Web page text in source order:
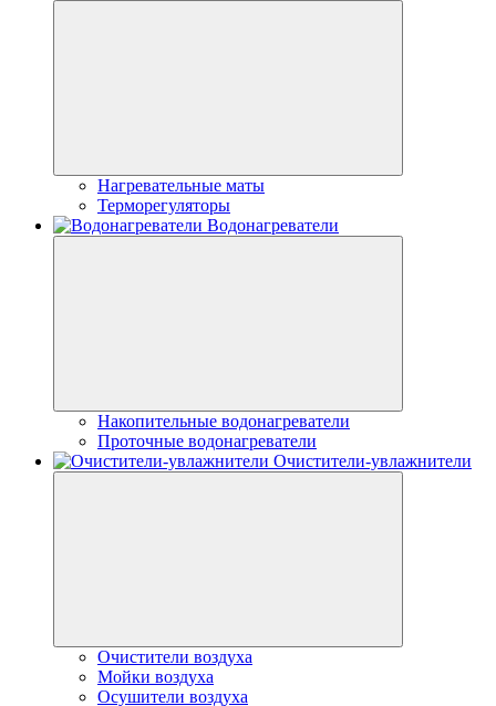
Нагревательные маты
Терморегуляторы
Водонагреватели
Накопительные водонагреватели
Проточные водонагреватели
Очистители-увлажнители
Очистители воздуха
Мойки воздуха
Осушители воздуха